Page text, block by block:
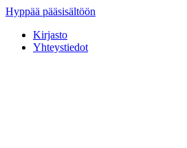
Hyppää pääsisältöön
Kirjasto
Yhteystiedot